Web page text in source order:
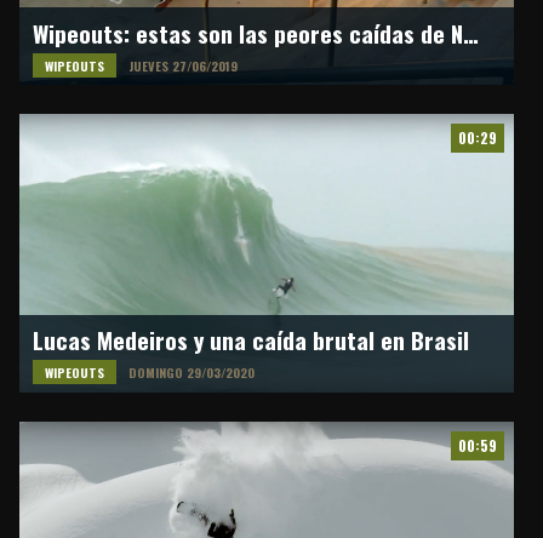
Wipeouts: estas son las peores caídas de Nyjah Huston
WIPEOUTS JUEVES 27/06/2019
00:29
Lucas Medeiros y una caída brutal en Brasil
WIPEOUTS DOMINGO 29/03/2020
00:59